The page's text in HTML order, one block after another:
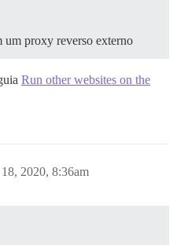
um proxy reverso externo
Run other websites on the
2020, 8:36am